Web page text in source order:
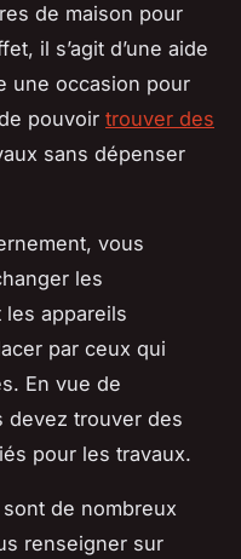
de maison pour
il s’agit d’une aide
une occasion pour
pouvoir trouver des
sans dépenser
vous
les
appareils
par ceux qui
En vue de
devez trouver des
pour les travaux.
de nombreux
renseigner sur